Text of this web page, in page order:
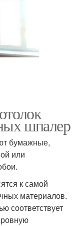
шпалер
бумажные,
или
к самой
материалов.
соответствует